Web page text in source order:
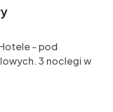
- pod
3 noclegi w